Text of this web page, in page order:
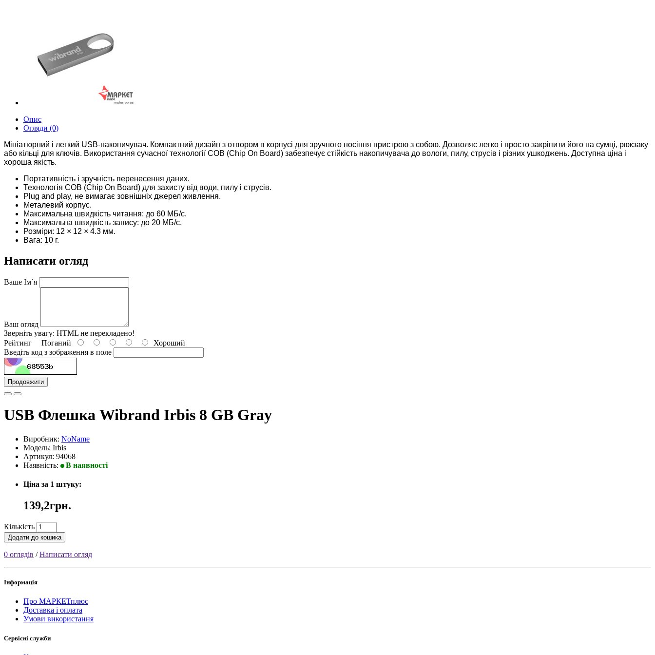
Опис
Огляди (0)
Мініатюрний і легкий USB-накопичувач. Компактний дизайн з отвором в корпусі для зручного носіння пристрою з собою. Дозволяє легко і просто закріпити його на сумці, рюкзаку
або кільці для ключів. Використання сучасної технології COB (Chip On Board) забезпечує стійкість накопичувача до вологи, пилу, струсів і різних ушкоджень. Доступна ціна і
хороша якість.
Портативність і зручність перенесення даних.
Технологія COB (Chip On Board) для захисту від води, пилу і струсів.
Plug and play, не вимагає зовнішніх джерел живлення.
Металевий корпус.
Максимальна швидкість читання: до 60 МБ/с.
Максимальна швидкість запису: до 20 МБ/с.
Розміри: 12 × 12 × 4.3 мм.
Вага: 10 г.
Написати огляд
Ваше Ім`я
Ваш огляд
Зверніть увагу: HTML не перекладено!
Рейтинг Поганий
Хороший
Введіть код з зображення в поле
Продовжити
USB Флешка Wibrand Irbis 8 GB Gray
Виробник: NoName
Модель: Irbis
Артикул: 94068
Наявність:
В наявності
Ціна за 1 штуку:
139,2грн.
Кількість
Додати до кошика
0 оглядів /Написати огляд
Інформація
Про МАРКЕТплюс
Доставка і оплата
Умови використання
Сервісні служби